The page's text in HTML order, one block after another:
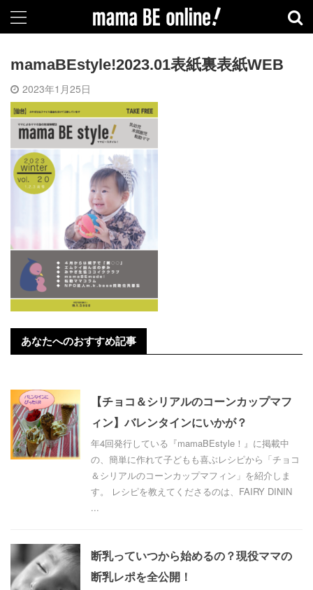
mamaBEstyle!2023.01表紙裏表紙WEB
2023年1月25日
あなたへのおすすめ記事
【チョコ＆シリアルのコーンカップマフ
ィン】バレンタインにいかが？
年4回発行している『mamaBEstyle！』に掲載中
の、簡単に作れて子どもも喜ぶレシピから「チョコ
＆シリアルのコーンカップマフィン」を紹介しま
す。 レシピを教えてくださるのは、FAIRY DININ
...
断乳っていつから始めるの？現役ママの
断乳レポを全公開！